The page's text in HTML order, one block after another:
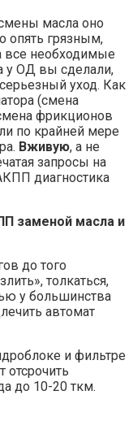
масла оно
опять грязным,
все необходимые
у ОД вы сделали,
уход. Как
(смена
фрикционов
по крайней мере
Вживую, а не
запросы на
диагностика
заменой масла и
до того
толкаться,
у большинства
автомат
и фильтре
до 10-20 ткм.